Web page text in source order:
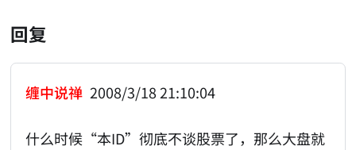
回复
缠中说禅 2008/3/18 21:10:04
什么时候“本ID”彻底不谈股票了，那么大盘就